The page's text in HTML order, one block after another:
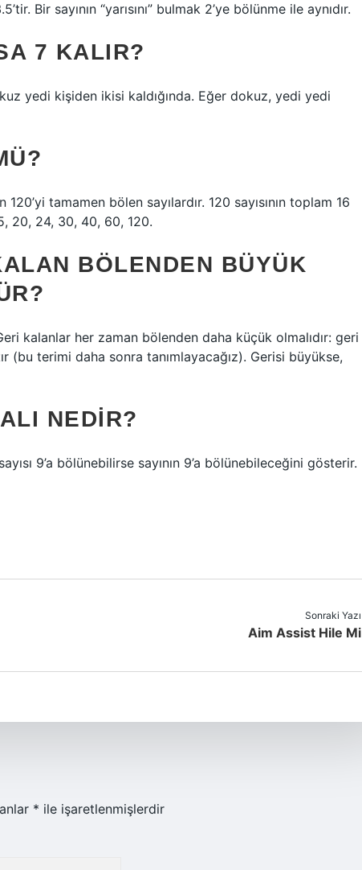
Bir sayının “yarısını” bulmak 2’ye bölünme ile aynıdır.
7 KALIR?
yedi kişiden ikisi kaldığında. Eğer dokuz, yedi yedi
tamamen bölen sayılardır. 120 sayısının toplam 16
20, 24, 30, 40, 60, 120.
BÖLENDEN BÜYÜK
kalanlar her zaman bölenden daha küçük olmalıdır: geri
(bu terimi daha sonra tanımlayacağız). Gerisi büyükse,
NEDIR?
9’a bölünebilirse sayının 9’a bölünebileceğini gösterir.
Sonraki Yazı
Aim Assist Hile Mi
* ile işaretlenmişlerdir